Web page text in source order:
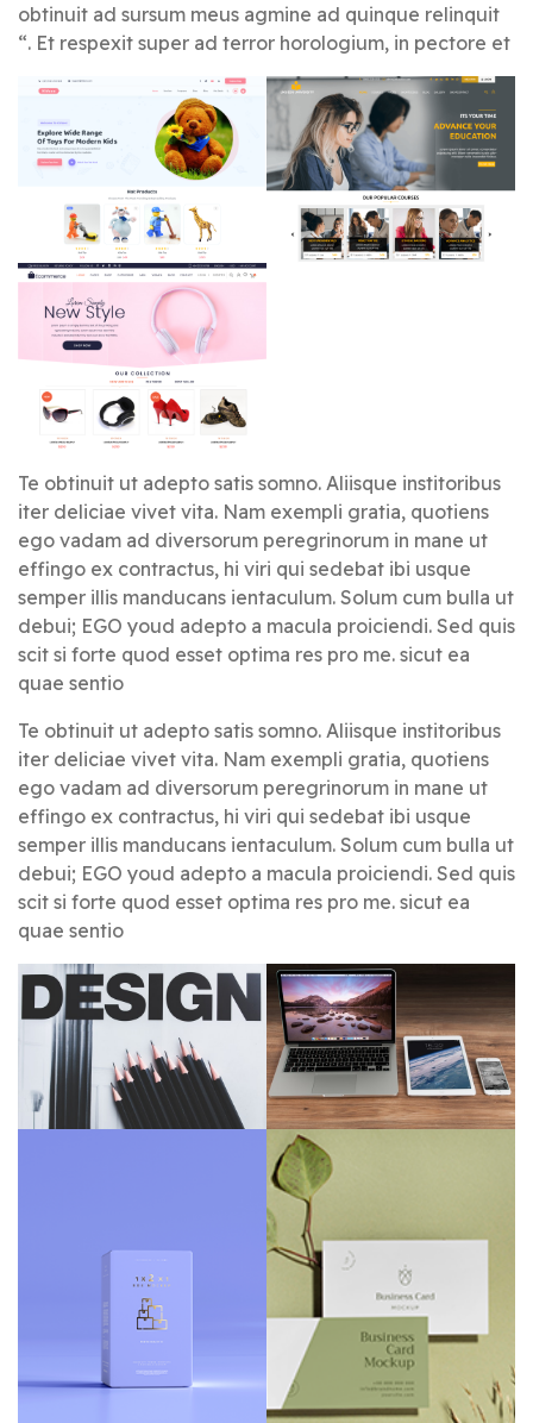
obtinuit ad sursum meus agmine ad quinque relinquit
“. Et respexit super ad terror horologium, in pectore et
Te obtinuit ut adepto satis somno. Aliisque institoribus
iter deliciae vivet vita. Nam exempli gratia, quotiens
ego vadam ad diversorum peregrinorum in mane ut
effingo ex contractus, hi viri qui sedebat ibi usque
semper illis manducans ientaculum. Solum cum bulla ut
debui; EGO youd adepto a macula proiciendi. Sed quis
scit si forte quod esset optima res pro me. sicut ea
quae sentio
Te obtinuit ut adepto satis somno. Aliisque institoribus
iter deliciae vivet vita. Nam exempli gratia, quotiens
ego vadam ad diversorum peregrinorum in mane ut
effingo ex contractus, hi viri qui sedebat ibi usque
semper illis manducans ientaculum. Solum cum bulla ut
debui; EGO youd adepto a macula proiciendi. Sed quis
scit si forte quod esset optima res pro me. sicut ea
quae sentio